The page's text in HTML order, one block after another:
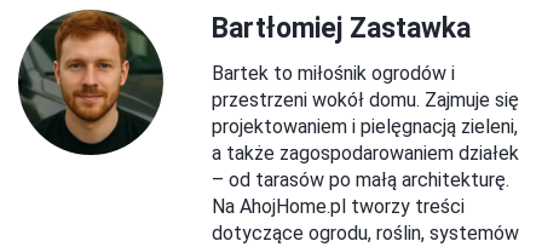
Bartłomiej Zastawka
Bartek to miłośnik ogrodów i
przestrzeni wokół domu. Zajmuje się
projektowaniem i pielęgnacją zieleni,
a także zagospodarowaniem działek
– od tarasów po małą architekturę.
Na AhojHome.pl tworzy treści
dotyczące ogrodu, roślin, systemów